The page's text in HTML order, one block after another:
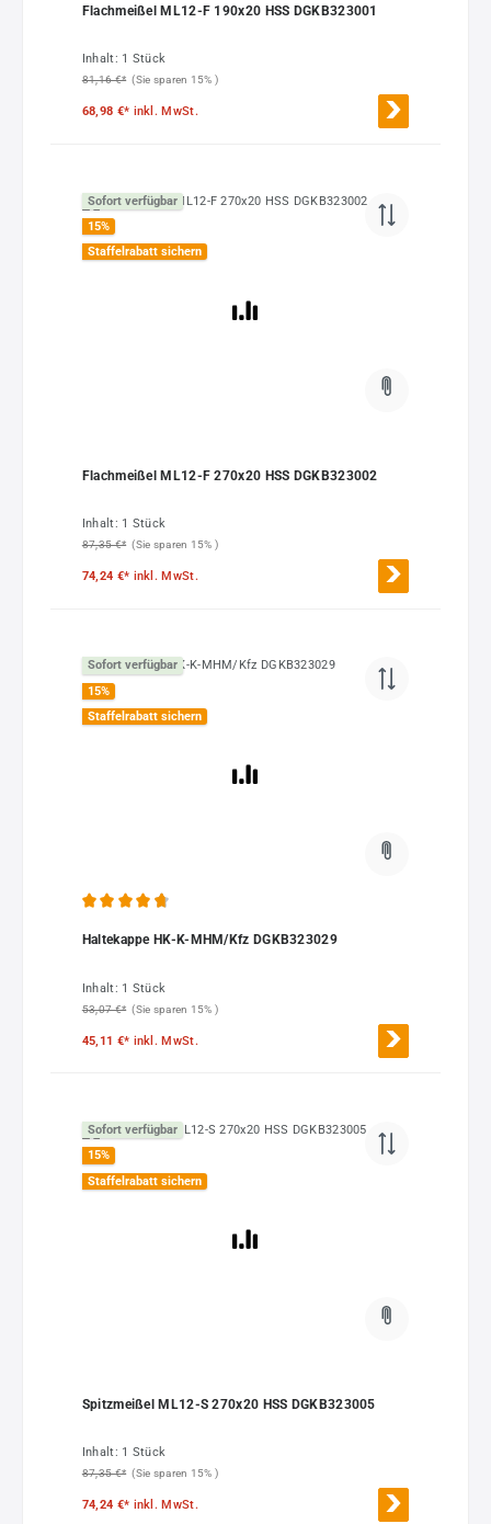
Flachmeißel ML12-F 190x20 HSS DGKB323001
Inhalt: 1 Stück
81,16 €* (Sie sparen 15% )
68,98 €* inkl. MwSt.
Sofort verfügbar
15%
Staffelrabatt sichern
Flachmeißel ML12-F 270x20 HSS DGKB323002
Inhalt: 1 Stück
87,35 €* (Sie sparen 15% )
74,24 €* inkl. MwSt.
Sofort verfügbar
15%
Staffelrabatt sichern
Haltekappe HK-K-MHM/Kfz DGKB323029
Inhalt: 1 Stück
53,07 €* (Sie sparen 15% )
45,11 €* inkl. MwSt.
Sofort verfügbar
15%
Staffelrabatt sichern
Spitzmeißel ML12-S 270x20 HSS DGKB323005
Inhalt: 1 Stück
87,35 €* (Sie sparen 15% )
74,24 €* inkl. MwSt.